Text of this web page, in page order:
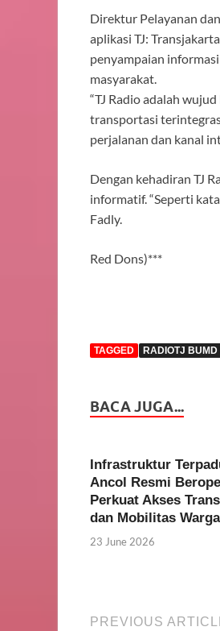
Direktur Pelayanan
aplikasi TJ:
penyampaian
masyarakat.
“TJ Radio adalah
transportasi
perjalanan dan kanal
Dengan kehadiran TJ
informatif. “Seperti
Fadly.
Red Dons)***
TAGGED RADIOTJ
BACA JUGA...
Infrastruktur
Ancol Resmi
Perkuat Akses
dan Mobilitas
23 June 2026
PREVIOUS